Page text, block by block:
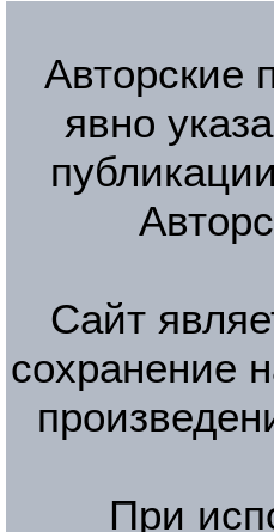
Авторские
явно
Сайт
сохранение
При